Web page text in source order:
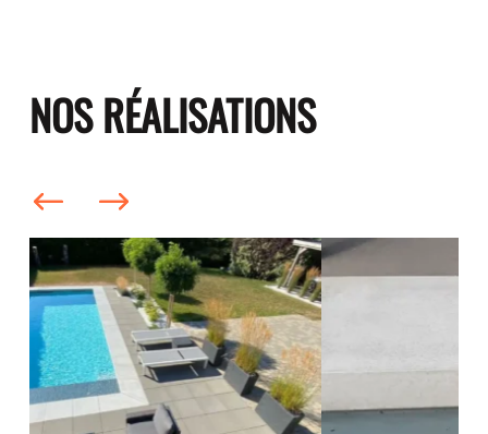
NOS RÉALISATIONS